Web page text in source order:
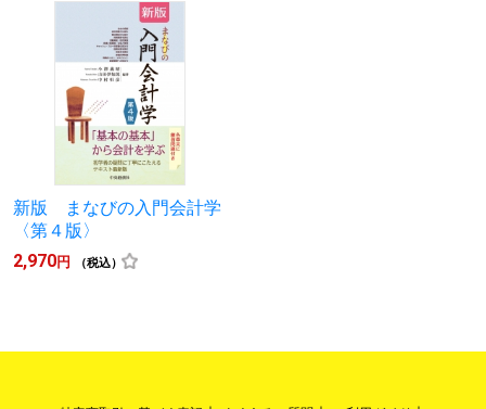
新版 まなびの入門会計学
〈第４版〉
2,970円 （税込）